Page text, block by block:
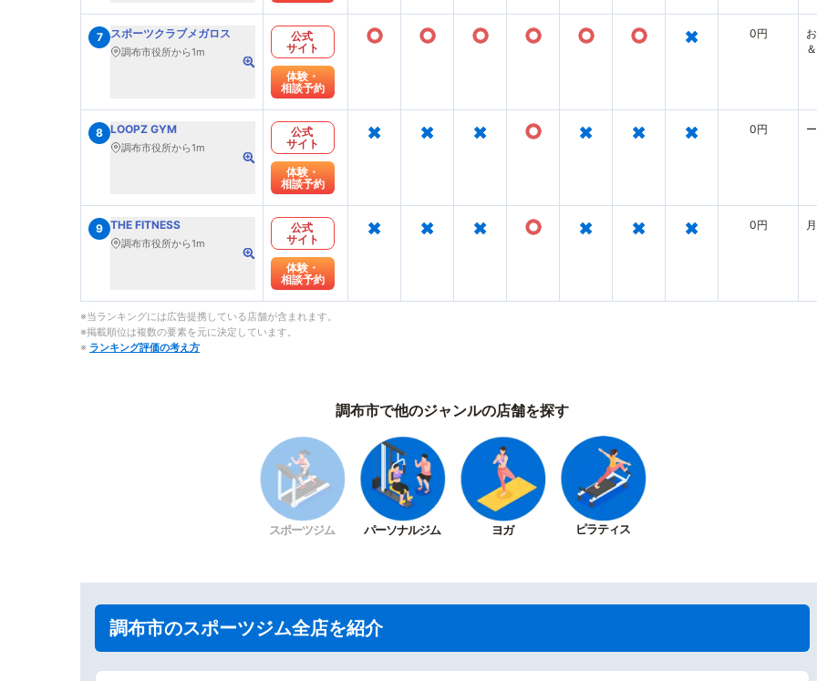
7 スポーツクラブメガロス
調布市役所から1m
公式
サイト
体験・
相談予約
○ ○ ○ ○ ○ ○ × 0円
8 LOOPZ GYM
調布市役所から1m
公式
サイト
体験・
相談予約
× × × ○ × × × 0円 ー
9 THE FITNESS
調布市役所から1m
公式
サイト
体験・
相談予約
× × × ○ × × × 0円
※当ランキングには広告提携している店舗が含まれます。
※掲載順位は複数の要素を元に決定しています。
※ ランキング評価の考え方
調布市で他のジャンルの店舗を探す
スポーツジム パーソナルジム ヨガ ピラティス
調布市のスポーツジム全店を紹介